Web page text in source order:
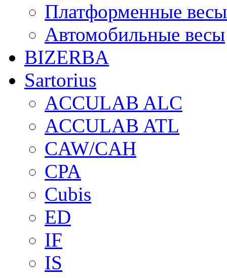
Платформенные весы
Автомобильные весы
BIZERBA
Sartorius
ACCULAB ALC
ACCULAB ATL
CAW/CAH
CPA
Cubis
ED
IF
IS